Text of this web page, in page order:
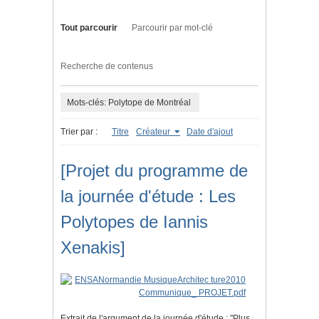
Tout parcourir Parcourir par mot-clé
Recherche de contenus
Mots-clés: Polytope de Montréal
Trier par : Titre Créateur Date d'ajout
[Projet du programme de
la journée d'étude : Les
Polytopes de Iannis
Xenakis]